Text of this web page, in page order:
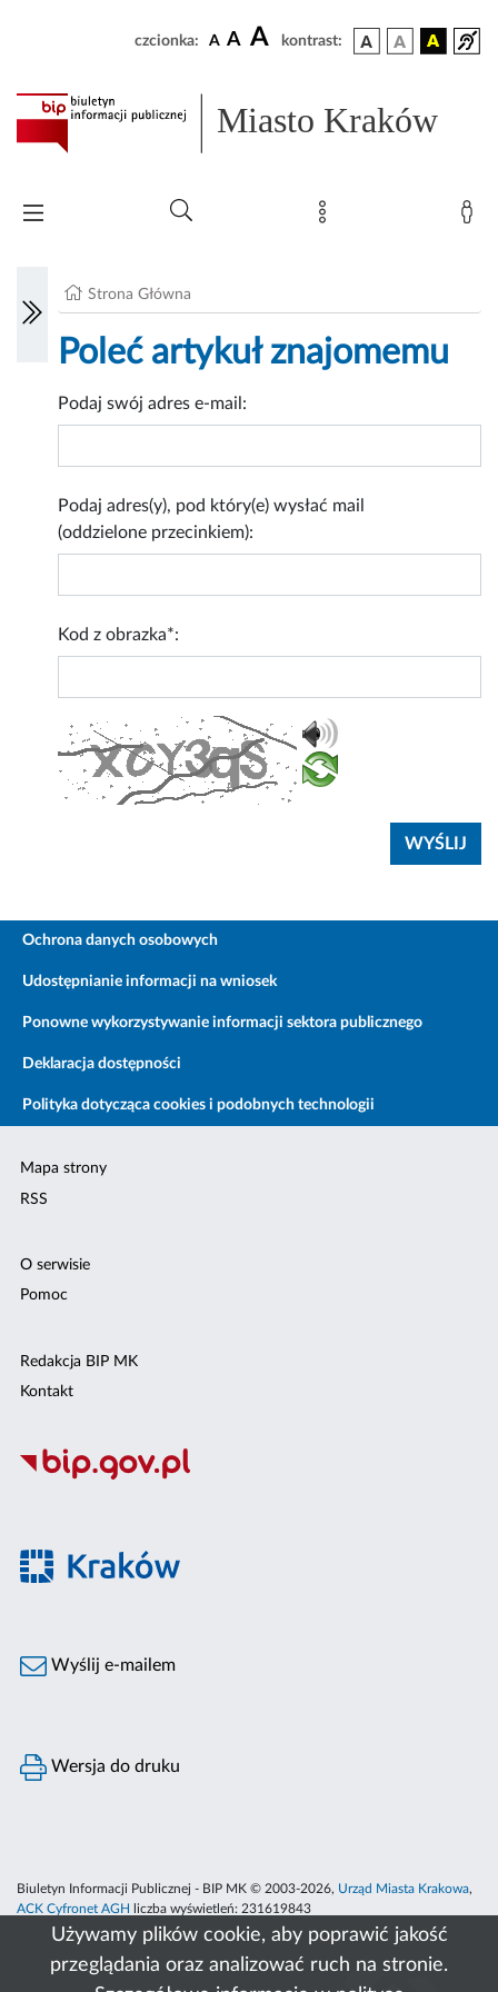
Używamy plików cookie, aby poprawić jakość
przeglądania oraz analizować ruch na stronie.
czcionka: A A A kontrast:
Miasto Kraków
Strona Główna
Poleć artykuł znajomemu
Podaj swój adres e-mail:
Podaj adres(y), pod który(e) wysłać mail
(oddzielone przecinkiem):
Kod z obrazka*:
Ochrona danych osobowych
Udostępnianie informacji na wniosek
Ponowne wykorzystywanie informacji sektora publicznego
Deklaracja dostępności
Polityka dotycząca cookies i podobnych technologii
Mapa strony
RSS
O serwisie
Pomoc
Redakcja BIP MK
Kontakt
Wyślij e-mailem
Wersja do druku
Biuletyn Informacji Publicznej - BIP MK © 2003-2026, Urząd Miasta Krakowa,
ACK Cyfronet AGH
liczba wyświetleń: 231619843